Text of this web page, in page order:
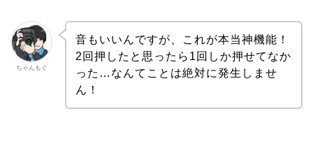
ちゃんもぐ
音もいいんですが、これが本当神機能！
2回押したと思ったら1回しか押せてなか
った…なんてことは絶対に発生しませ
ん！